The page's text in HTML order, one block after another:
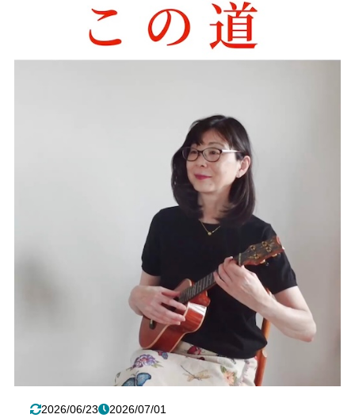
2026/06/23 2026/07/01